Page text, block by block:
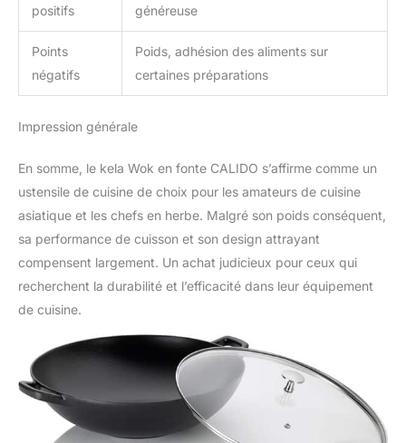
positifs
généreuse
Points
négatifs
Poids, adhésion des aliments sur
certaines préparations
Impression générale
En somme, le kela Wok en fonte CALIDO s’affirme comme un
ustensile de cuisine de choix pour les amateurs de cuisine
asiatique et les chefs en herbe. Malgré son poids conséquent,
sa performance de cuisson et son design attrayant
compensent largement. Un achat judicieux pour ceux qui
recherchent la durabilité et l’efficacité dans leur équipement
de cuisine.